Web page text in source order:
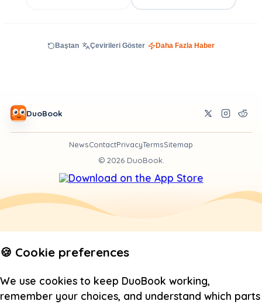
Baştan Çevirileri Göster Daha Fazla Haber
DuoBook
NewsContactPrivacyTermsSitemap
© 2026DuoBook.
🍪 Cookie preferences
We use cookies to keep DuoBook working,
remember your choices, and understand which parts